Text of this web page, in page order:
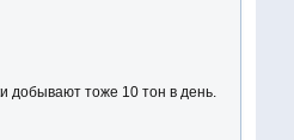
добывают тоже 10 тон в день.